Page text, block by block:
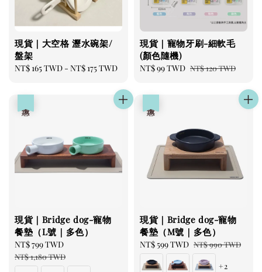
現貨｜大空格 瀝水碗架/
盤架
Regular
NT$ 165 TWD - NT$ 175 TWD
現貨｜寵物牙刷-細軟毛
(顏色隨機)
Sale
NT$ 99 TWD Regular
NT$ 120 TWD
現貨｜Bridge dog-寵物
餐墊（L號｜多色）
Sale
price
NT$ 799 TWD
NT$ 1,180 TWD
現貨｜Bridge dog-寵物
餐墊（M號｜多色）
Sale
price
NT$ 599 TWD Regular
price
NT$ 990 TWD
+2